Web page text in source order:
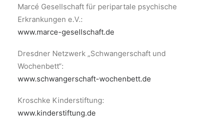
Marcé Gesellschaft für peripartale psychische
Erkrankungen e.V.:
www.marce-gesellschaft.de
Dresdner Netzwerk „Schwangerschaft und
Wochenbett“:
www.schwangerschaft-wochenbett.de
Kroschke Kinderstiftung:
www.kinderstiftung.de